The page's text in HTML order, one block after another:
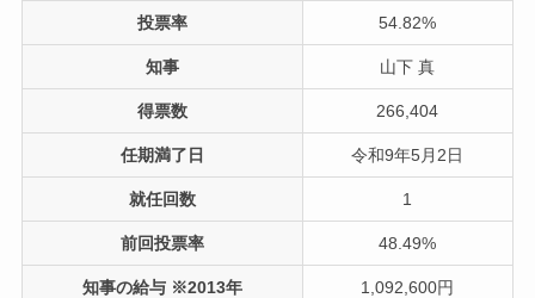
投票率 54.82%
知事 山下 真
得票数 266,404
任期満了日 令和9年5月2日
就任回数 1
前回投票率 48.49%
知事の給与 ※2013年 1,092,600円